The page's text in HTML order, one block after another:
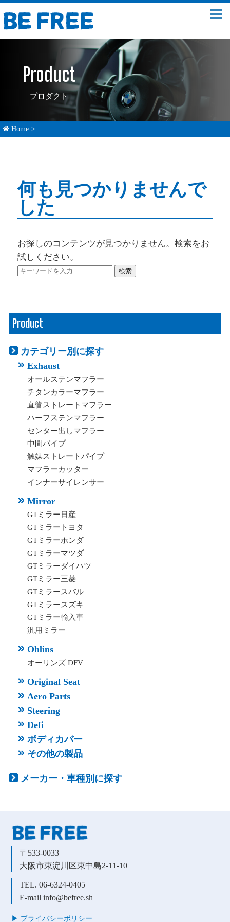
Product
プロダクト
Home >
何も見つかりませんで
した
お探しのコンテンツが見つかりません。検索をお
試しください。
検索
Product
カテゴリー別に探す
Exhaust
オールステンマフラー
チタンカラーマフラー
直管ストレートマフラー
ハーフステンマフラー
センター出しマフラー
中間パイプ
触媒ストレートパイプ
マフラーカッター
インナーサイレンサー
Mirror
GTミラー日産
GTミラートヨタ
GTミラーホンダ
GTミラーマツダ
GTミラーダイハツ
GTミラー三菱
GTミラースバル
GTミラースズキ
GTミラー輸入車
汎用ミラー
Ohlins
オーリンズ DFV
Original Seat
Aero Parts
Steering
Defi
ボディカバー
その他の製品
メーカー・車種別に探す
〒533-0033
大阪市東淀川区東中島2-11-10
TEL. 06-6324-0405
E-mail info@befree.sh
▶︎ プライバシーポリシー